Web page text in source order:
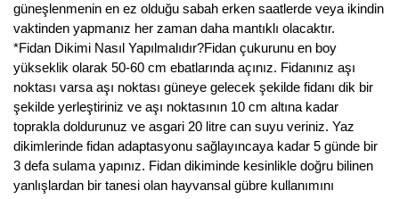
güneşlenmenin en ez olduğu sabah erken saatlerde veya ikindin
vaktinden yapmanız her zaman daha mantıklı olacaktır.
*Fidan Dikimi Nasıl Yapılmalıdır?Fidan çukurunu en boy
yükseklik olarak 50-60 cm ebatlarında açınız. Fidanınız aşı
noktası varsa aşı noktası güneye gelecek şekilde fidanı dik bir
şekilde yerleştiriniz ve aşı noktasının 10 cm altına kadar
toprakla doldurunuz ve asgari 20 litre can suyu veriniz. Yaz
dikimlerinde fidan adaptasyonu sağlayıncaya kadar 5 günde bir
3 defa sulama yapınız. Fidan dikiminde kesinlikle doğru bilinen
yanlışlardan bir tanesi olan hayvansal gübre kullanımını